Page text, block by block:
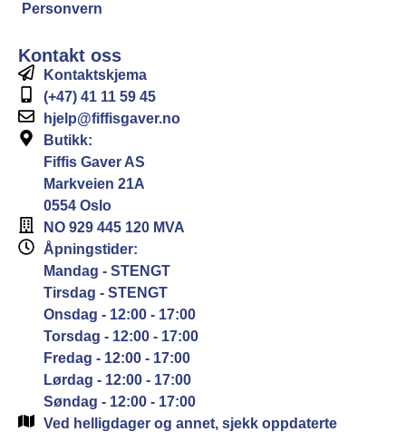
Personvern
Kontakt oss
Kontaktskjema
(+47) 41 11 59 45
hjelp@fiffisgaver.no
Butikk:
Fiffis Gaver AS
Markveien 21A
0554 Oslo
NO 929 445 120 MVA
Åpningstider:
Mandag - STENGT
Tirsdag - STENGT
Onsdag - 12:00 - 17:00
Torsdag - 12:00 - 17:00
Fredag - 12:00 - 17:00
Lørdag - 12:00 - 17:00
Søndag - 12:00 - 17:00
Ved helligdager og annet, sjekk oppdaterte